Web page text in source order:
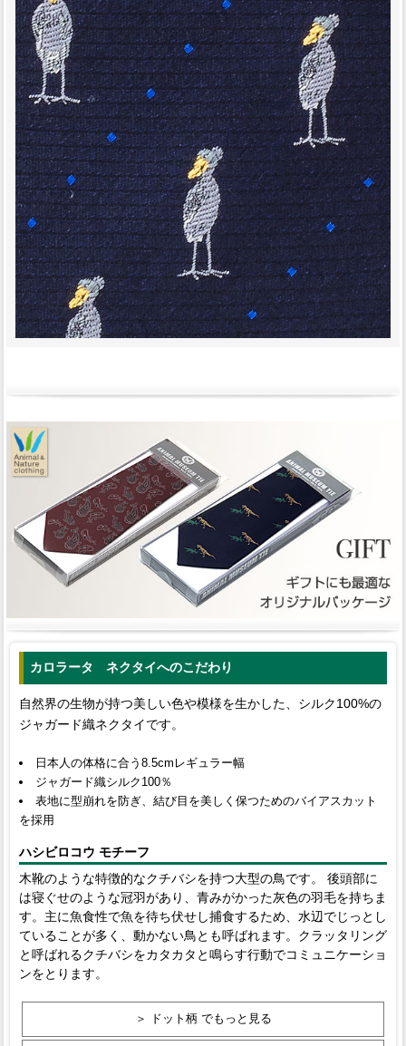
カロラータ ネクタイへのこだわり
自然界の生物が持つ美しい色や模様を生かした、シルク100%の
ジャガード織ネクタイです。
日本人の体格に合う8.5cmレギュラー幅
ジャガード織シルク100％
表地に型崩れを防ぎ、結び目を美しく保つためのバイアスカット
を採用
ハシビロコウ モチーフ
木靴のような特徴的なクチバシを持つ大型の鳥です。 後頭部に
は寝ぐせのような冠羽があり、青みがかった灰色の羽毛を持ちま
す。主に魚食性で魚を待ち伏せし捕食するため、水辺でじっとし
ていることが多く、動かない鳥とも呼ばれます。クラッタリング
と呼ばれるクチバシをカタカタと鳴らす行動でコミュニケーショ
ンをとります。
＞ ドット柄 でもっと見る